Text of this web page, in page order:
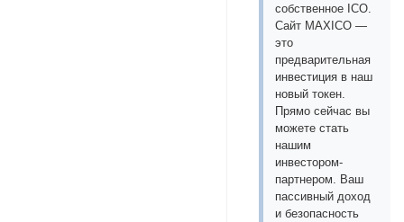
собственное ICO.
Сайт MAXICO —
это
предварительная
инвестиция в наш
новый токен.
Прямо сейчас вы
можете стать
нашим
инвестором-
партнером. Ваш
пассивный доход
и безопасность